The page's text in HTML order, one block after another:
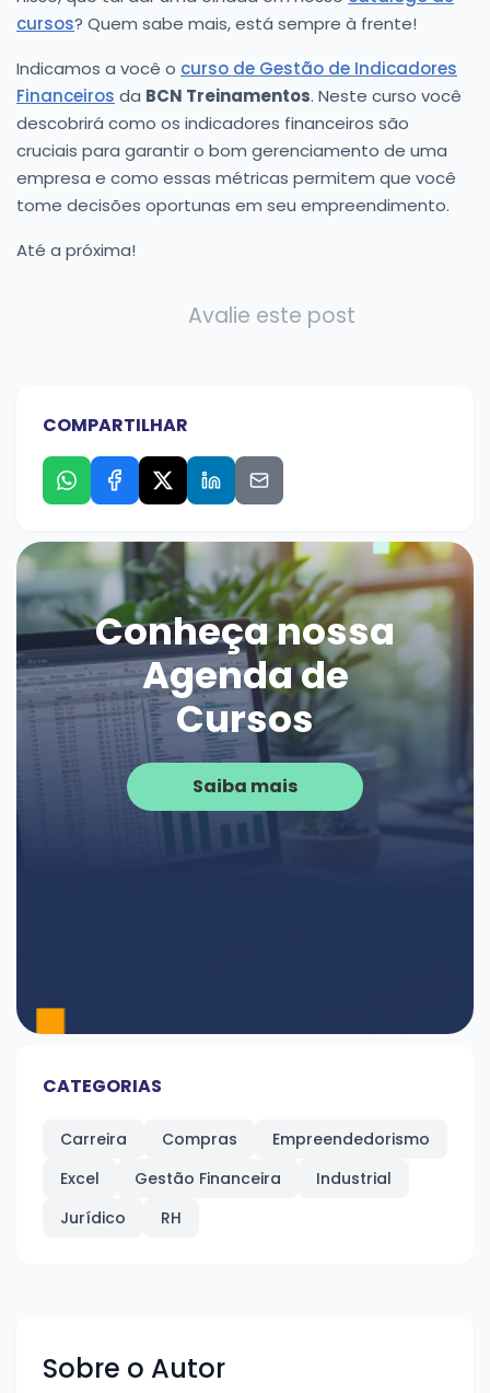
cursos? Quem sabe mais, está sempre à frente!
Indicamos a você o curso de Gestão de Indicadores
Financeiros da BCN Treinamentos. Neste curso você
descobrirá como os indicadores financeiros são
cruciais para garantir o bom gerenciamento de uma
empresa e como essas métricas permitem que você
tome decisões oportunas em seu empreendimento.
Até a próxima!
Avalie este post
COMPARTILHAR
Conheça nossa
Agenda de
Cursos
Saiba mais
CATEGORIAS
Carreira Compras
Empreendedorismo
Excel
Gestão Financeira
Industrial
Jurídico
RH
Sobre o Autor